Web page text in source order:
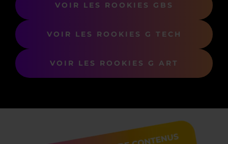
VOIR LES ROOKIES GBS
VOIR LES ROOKIES G TECH
VOIR LES ROOKIES G ART